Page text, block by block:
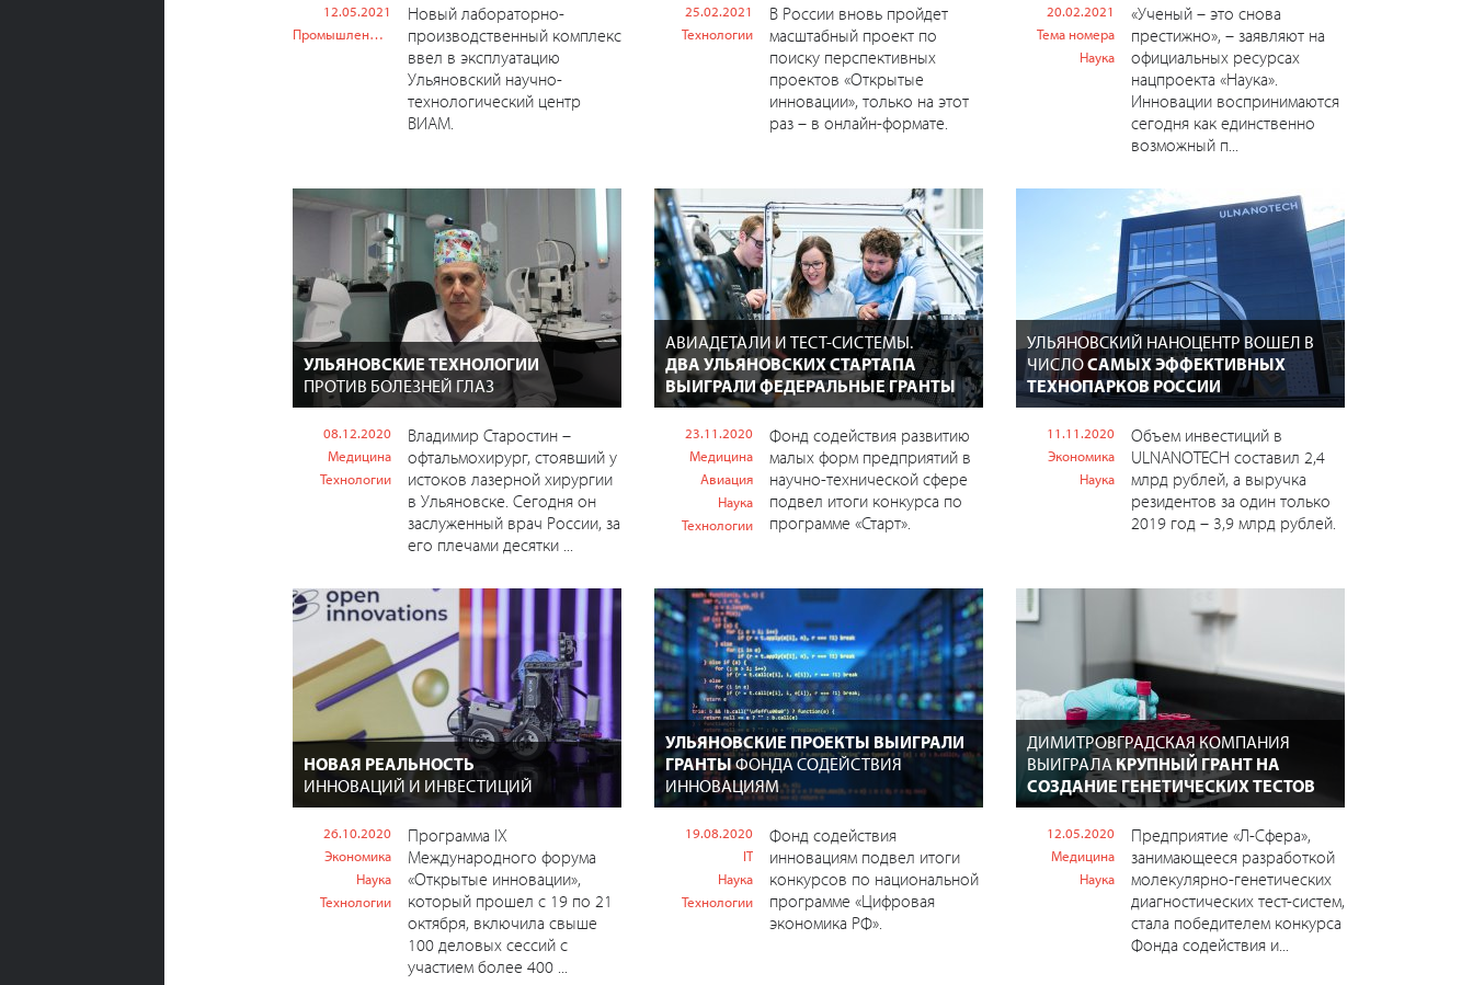
12.05.2021
Промышленность
Новый лабораторно-
производственный комплекс
ввел в эксплуатацию
Ульяновский научно-
технологический центр
ВИАМ.
25.02.2021
Технологии
В России вновь пройдет
масштабный проект по
поиску перспективных
проектов «Открытые
инновации», только на этот
раз – в онлайн-формате.
20.02.2021
Тема номера
Наука
«Ученый – это снова
престижно», – заявляют на
официальных ресурсах
нацпроекта «Наука».
Инновации воспринимаются
сегодня как единственно
возможный п...
УЛЬЯНОВСКИЕ ТЕХНОЛОГИИ
ПРОТИВ БОЛЕЗНЕЙ ГЛАЗ
08.12.2020
Медицина
Технологии
Владимир Старостин –
офтальмохирург, стоявший у
истоков лазерной хирургии
в Ульяновске. Сегодня он
заслуженный врач России, за
его плечами десятки ...
АВИАДЕТАЛИ И ТЕСТ-СИСТЕМЫ.
ДВА УЛЬЯНОВСКИХ СТАРТАПА
ВЫИГРАЛИ ФЕДЕРАЛЬНЫЕ ГРАНТЫ
23.11.2020
Медицина
Авиация
Наука
Технологии
Фонд содействия развитию
малых форм предприятий в
научно-технической сфере
подвел итоги конкурса по
программе «Старт».
УЛЬЯНОВСКИЙ НАНОЦЕНТР ВОШЕЛ В
ЧИСЛОСАМЫХ ЭФФЕКТИВНЫХ
ТЕХНОПАРКОВ РОССИИ
11.11.2020
Экономика
Наука
Объем инвестиций в
ULNANOTECH составил 2,4
млрд рублей, а выручка
резидентов за один только
2019 год – 3,9 млрд рублей.
НОВАЯ РЕАЛЬНОСТЬ
ИННОВАЦИЙ И ИНВЕСТИЦИЙ
26.10.2020
Экономика
Наука
Технологии
Программа IX
Международного форума
«Открытые инновации»,
который прошел с 19 по 21
октября, включила свыше
100 деловых сессий c
участием более 400 ...
УЛЬЯНОВСКИЕ ПРОЕКТЫ ВЫИГРАЛИ
ГРАНТЫФОНДА СОДЕЙСТВИЯ
ИННОВАЦИЯМ
19.08.2020
IT
Наука
Технологии
Фонд содействия
инновациям подвел итоги
конкурсов по национальной
программе «Цифровая
экономика РФ».
ДИМИТРОВГРАДСКАЯ КОМПАНИЯ
ВЫИГРАЛАКРУПНЫЙ ГРАНТ НА
СОЗДАНИЕ ГЕНЕТИЧЕСКИХ ТЕСТОВ
12.05.2020
Медицина
Наука
Предприятие «Л-Сфера»,
занимающееся разработкой
молекулярно-генетических
диагностических тест-систем,
стала победителем конкурса
Фонда содействия и...